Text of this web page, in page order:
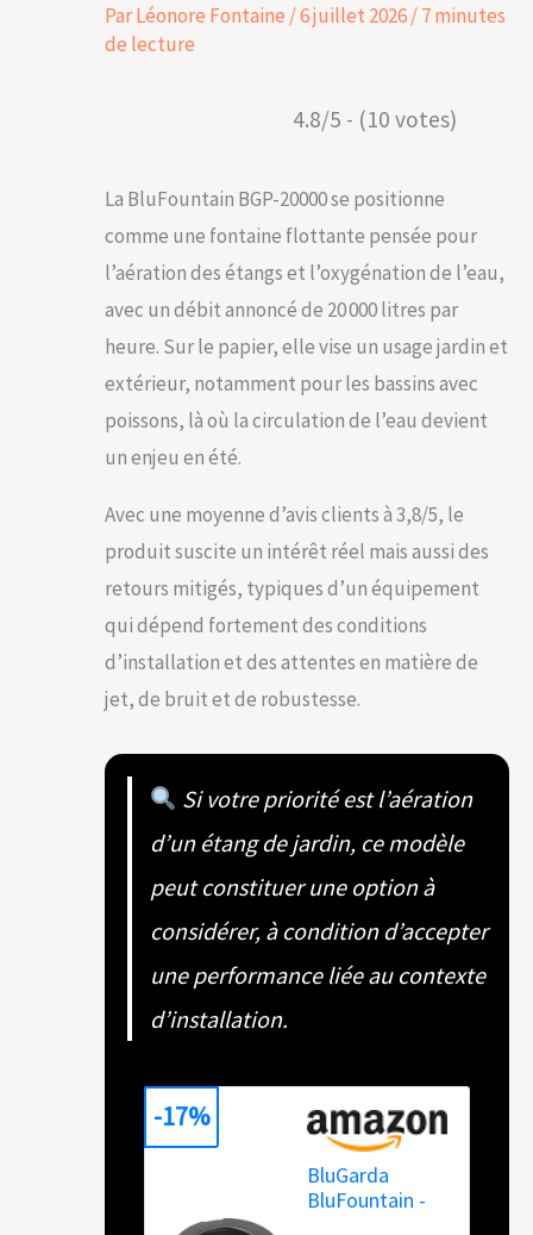
ParLéonore Fontaine /6 juillet 2026/7 minutes
de lecture
4.8/5 - (10 votes)
La BluFountain BGP-20000 se positionne
comme une fontaine flottante pensée pour
l’aération des étangs et l’oxygénation de l’eau,
avec un débit annoncé de 20 000 litres par
heure. Sur le papier, elle vise un usage jardin et
extérieur, notamment pour les bassins avec
poissons, là où la circulation de l’eau devient
un enjeu en été.
Avec une moyenne d’avis clients à 3,8/5, le
produit suscite un intérêt réel mais aussi des
retours mitigés, typiques d’un équipement
qui dépend fortement des conditions
d’installation et des attentes en matière de
jet, de bruit et de robustesse.
Si votre priorité est l’aération
d’un étang de jardin, ce modèle
peut constituer une option à
considérer, à condition d’accepter
une performance liée au contexte
d’installation.
BluGarda
BluFountain -
-17%